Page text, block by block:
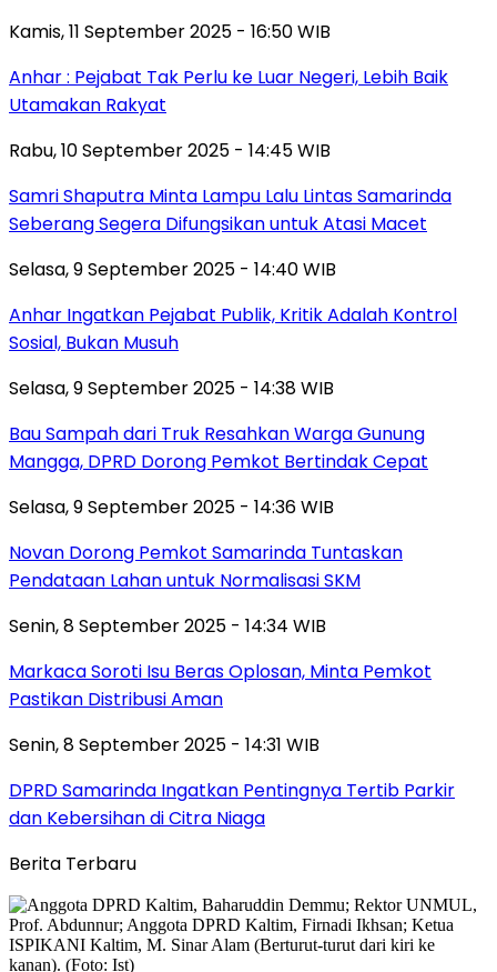
Kamis, 11 September 2025 - 16:50 WIB
Anhar : Pejabat Tak Perlu ke Luar Negeri, Lebih Baik
Utamakan Rakyat
Rabu, 10 September 2025 - 14:45 WIB
Samri Shaputra Minta Lampu Lalu Lintas Samarinda
Seberang Segera Difungsikan untuk Atasi Macet
Selasa, 9 September 2025 - 14:40 WIB
Anhar Ingatkan Pejabat Publik, Kritik Adalah Kontrol
Sosial, Bukan Musuh
Selasa, 9 September 2025 - 14:38 WIB
Bau Sampah dari Truk Resahkan Warga Gunung
Mangga, DPRD Dorong Pemkot Bertindak Cepat
Selasa, 9 September 2025 - 14:36 WIB
Novan Dorong Pemkot Samarinda Tuntaskan
Pendataan Lahan untuk Normalisasi SKM
Senin, 8 September 2025 - 14:34 WIB
Markaca Soroti Isu Beras Oplosan, Minta Pemkot
Pastikan Distribusi Aman
Senin, 8 September 2025 - 14:31 WIB
DPRD Samarinda Ingatkan Pentingnya Tertib Parkir
dan Kebersihan di Citra Niaga
Berita Terbaru